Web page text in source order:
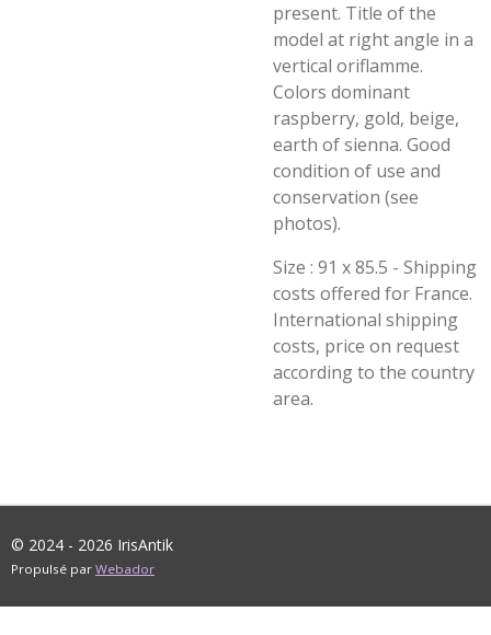
present. Title of the
model at right angle in a
vertical oriflamme.
Colors dominant
raspberry, gold, beige,
earth of sienna. Good
condition of use and
conservation (see
photos).
Size : 91 x 85.5 - Shipping
costs offered for France.
International shipping
costs, price on request
according to the country
area.
© 2024 - 2026 IrisAntik
Propulsé par Webador